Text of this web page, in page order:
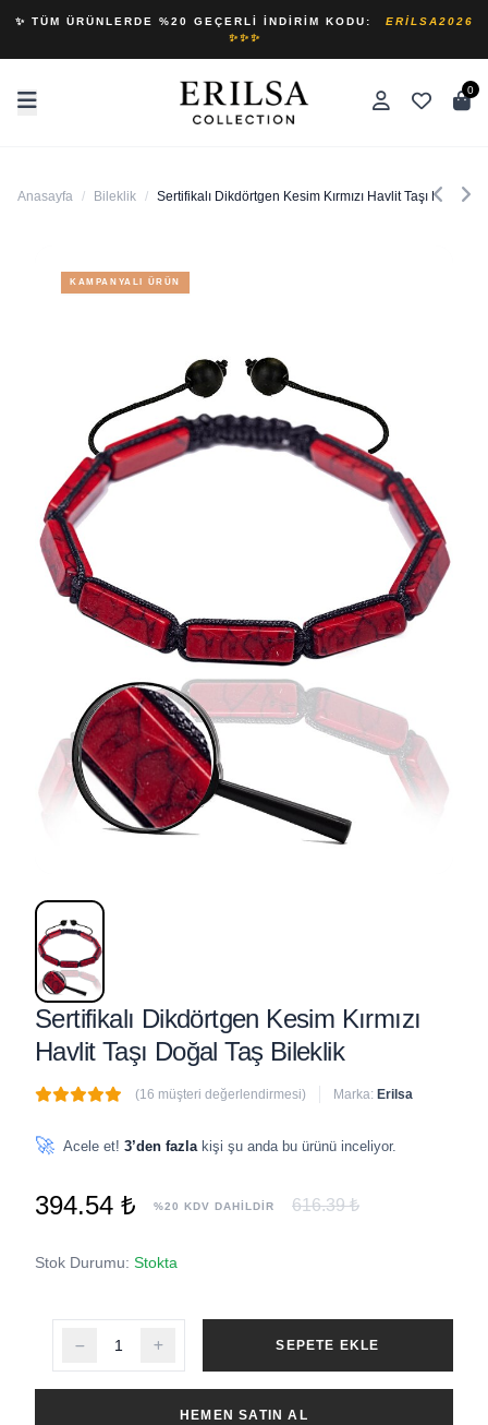
✨ TÜM ÜRÜNLERDE %20 GEÇERLI İNDIRIM KODU:
ERILSA2026
✨✨✨
0
Anasayfa / Bileklik / Sertifikalı Dikdörtgen Kesim Kırmızı Havlit Taşı Doğal
KAMPANYALI ÜRÜN
Sertifikalı Dikdörtgen Kesim Kırmızı
Havlit Taşı Doğal Taş Bileklik
(16 müşteri değerlendirmesi) Marka: Erilsa
🚀 Acele et! 3’den fazla kişi şu anda bu ürünü inceliyor.
394.54 ₺ %20 KDV DAHİLDİR 616.39 ₺
Stok Durumu: Stokta
SEPETE EKLE
HEMEN SATIN AL